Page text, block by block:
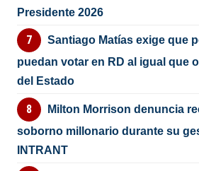
Presidente 2026
Santiago Matías exige que
puedan votar en RD al igual que
del Estado
Milton Morrison denuncia
soborno millonario durante su
INTRANT